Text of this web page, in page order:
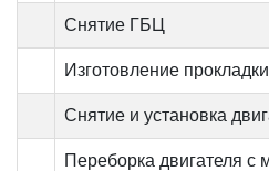
Снятие ГБЦ
Изготовление
Снятие и установка
Переборка двигателя с